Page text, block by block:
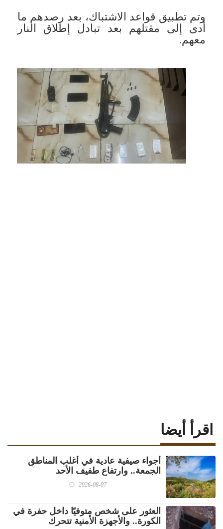
وتم تطبيق قواعد الاشتباك، بعد رصدهم ما
أدى إلى مقتلهم بعد تبادل إطلاق النار
معهم.
اقرأ أيضا
أجواء صيفية عادية في أغلب المناطق
الجمعة.. وارتفاع طفيف الأحد
2026-08-07
العثور على شخص متوفيًا داخل حفرة في
الكورة.. والأجهزة الأمنية تتحرك